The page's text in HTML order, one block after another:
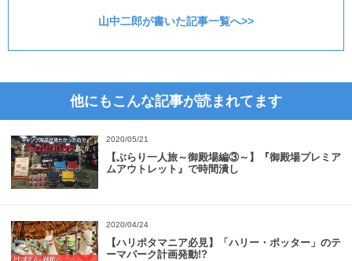
山中二郎が書いた記事一覧へ>>
他にもこんな記事が読まれてます
2020/05/21
【ぶらり一人旅～御殿場編③～】『御殿場プレミア
ムアウトレット』で時間潰し
2020/04/24
【ハリポタマニア必見】「ハリー・ポッター」のテ
ーマパーク計画発動!?